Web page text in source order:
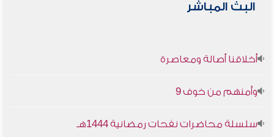
البث المباشر
أخلاقنا أصالة ومعاصرة
وأمنهم من خوف 9
سلسلة محاضرات نفحات رمضانية 1444هـ